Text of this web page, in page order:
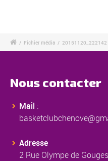
/ Fichier média / 20151120_222142
Nous contacter
Mail :
Adresse
2 Rue Olympe de